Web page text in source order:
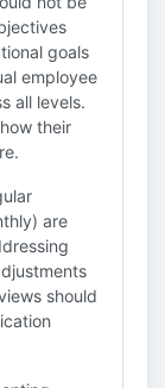
goals
employee
all levels.
their
are
should